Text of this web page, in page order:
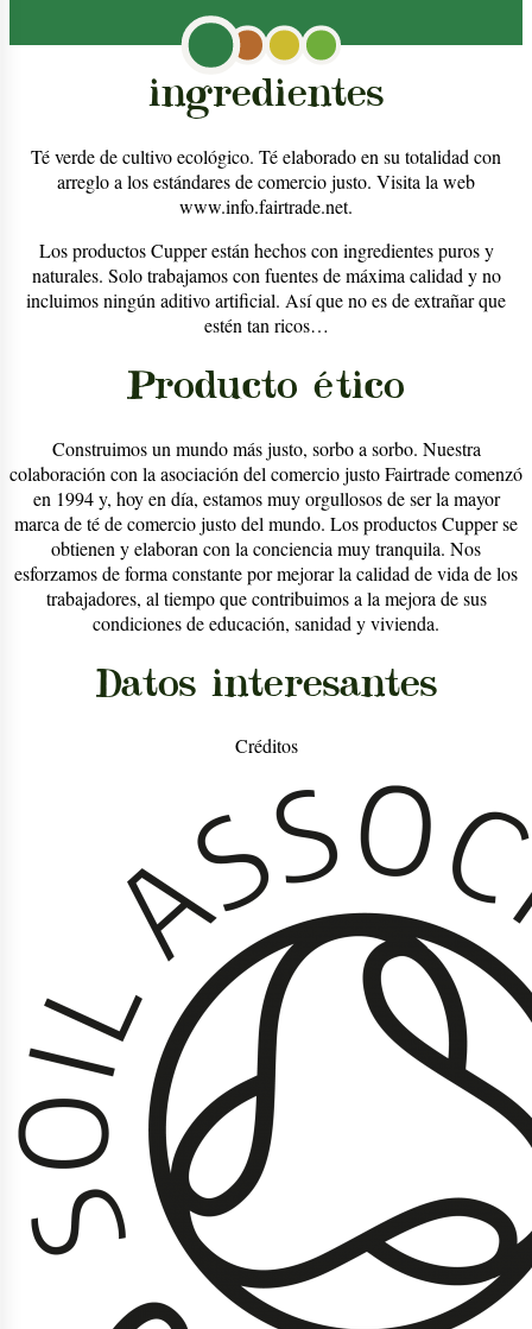
ingredientes
Té verde de cultivo ecológico. Té elaborado en su totalidad con
arreglo a los estándares de comercio justo. Visita la web
www.info.fairtrade.net.
Los productos Cupper están hechos con ingredientes puros y
naturales. Solo trabajamos con fuentes de máxima calidad y no
incluimos ningún aditivo artificial. Así que no es de extrañar que
estén tan ricos…
Producto ético
Construimos un mundo más justo, sorbo a sorbo. Nuestra
colaboración con la asociación del comercio justo Fairtrade comenzó
en 1994 y, hoy en día, estamos muy orgullosos de ser la mayor
marca de té de comercio justo del mundo. Los productos Cupper se
obtienen y elaboran con la conciencia muy tranquila. Nos
esforzamos de forma constante por mejorar la calidad de vida de los
trabajadores, al tiempo que contribuimos a la mejora de sus
condiciones de educación, sanidad y vivienda.
Datos interesantes
Créditos